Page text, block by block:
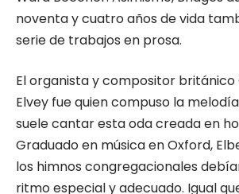
noventa y cua­tro años de vida
serie de trabajos en prosa.
El organista y compositor
Elvey fue quien compuso la
suele cantar esta oda creada en
Graduado en música en Oxford,
los himnos con­gregacionales
ritmo especial y adecuado. Igual